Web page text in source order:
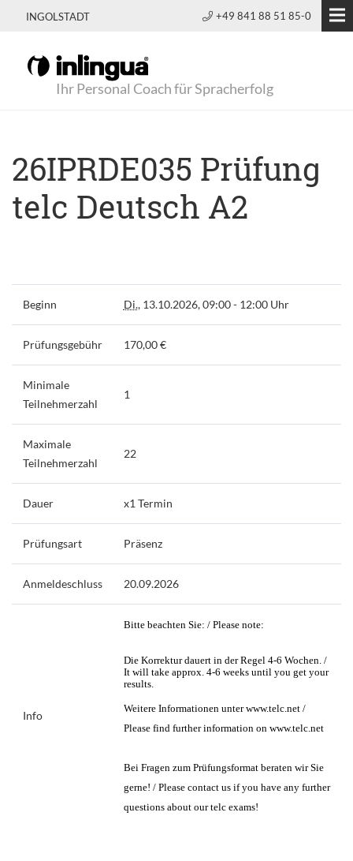
INGOLSTADT +49 841 88 51 85-0
Ihr Personal Coach für Spracherfolg
26IPRDE035 Prüfung
telc Deutsch A2
Beginn Di., 13.10.2026, 09:00 - 12:00 Uhr
Prüfungsgebühr 170,00 €
Minimale
Teilnehmerzahl
1
Maximale
Teilnehmerzahl
22
Dauer x1 Termin
Prüfungsart Präsenz
Anmeldeschluss 20.09.2026
Info
Bitte beachten Sie: / Please note:
Die Korrektur dauert in der Regel 4-6 Wochen. /
It will take approx. 4-6 weeks until you get your
results.
Weitere Informationen unter www.telc.net /
Please find further information on www.telc.net
Bei Fragen zum Prüfungsformat beraten wir Sie
gerne! / Please contact us if you have any further
questions about our telc exams!